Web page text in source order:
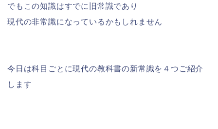
でもこの知識はすでに旧常識であり
現代の非常識になっているかもしれません
今日は科目ごとに現代の教科書の新常識を４つご紹介
します